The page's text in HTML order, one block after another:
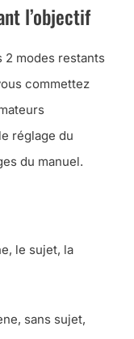
l’objectif
modes restants
commettez
réglage du
du manuel.
le sujet, la
sans sujet,